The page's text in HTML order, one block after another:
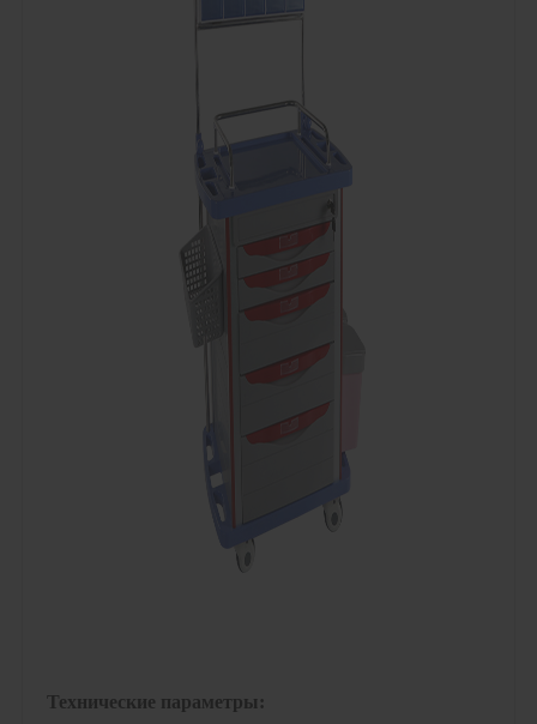
Технические параметры: